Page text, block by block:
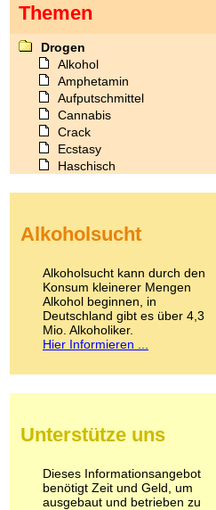
Themen
Drogen
Alkohol
Amphetamin
Aufputschmittel
Cannabis
Crack
Ecstasy
Haschisch
Kokain
LSD
Marihuana
Medikamente
Meskalin
Metamphetamin
Methadon
Pilze
Psychopharmaka
Schlafmittel
Schmerzmittel
Alkoholsucht
Alkoholsucht kann durch den
Konsum kleinerer Mengen
Alkohol beginnen, in
Deutschland gibt es über 4,3
Mio. Alkoholiker.
Hier Informieren ...
Unterstütze uns
Dieses Informationsangebot
benötigt Zeit und Geld, um
ausgebaut und betrieben zu